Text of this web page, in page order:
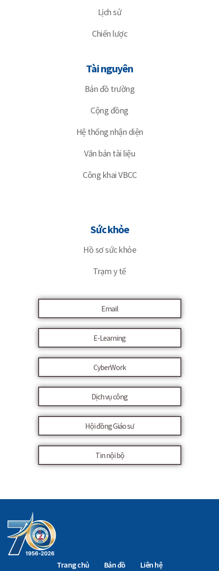
Lịch sử
Chiến lược
Tài nguyên
Bản đồ trường
Cộng đồng
Hệ thống nhận diện
Văn bản tài liệu
Công khai VBCC
Sức khỏe
Hồ sơ sức khỏe
Trạm y tế
Email
E-Learning
CyberWork
Dịch vụ công
Hội đồng Giáo sư
Tin nội bộ
Trang chủ Bản đồ Liên hệ